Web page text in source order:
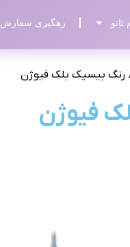
تاتو رهگیری سفارش
رنگ بیسیک بلک فیوژن
فیوژن